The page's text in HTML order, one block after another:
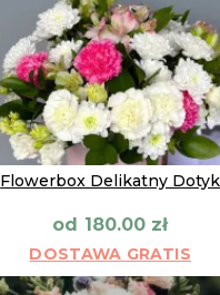
Flowerbox Delikatny Dotyk
od 180.00 zł
DOSTAWA GRATIS